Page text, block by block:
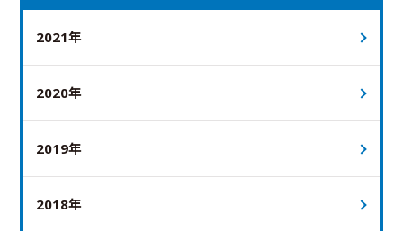
2021年
2020年
2019年
2018年